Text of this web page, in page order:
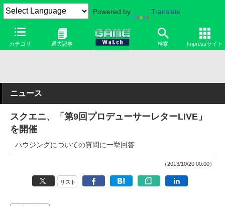
Powered by Translate
カテゴリ 過去記事 検索 Impressサイト
ニュース
スクエニ、「第9回プロデューサーレターLIVE」
を開催
ハウジングについての質問に一挙回答
（2013/10/20 00:00）
リスト